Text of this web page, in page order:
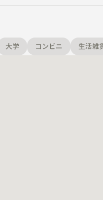
大学 コンビニ 生活雑